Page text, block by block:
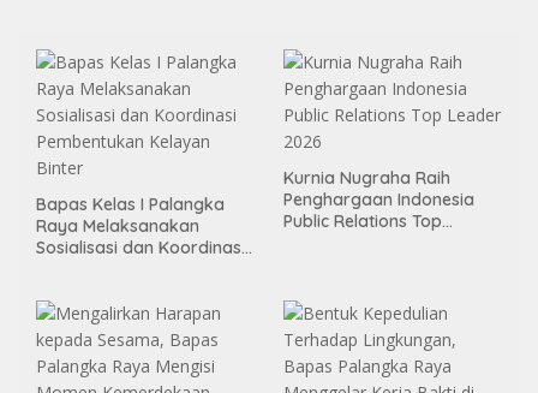
Bapas Kelas I Palangka
Raya Melaksanakan
Sosialisasi dan Koordinasi
Kurnia Nugraha Raih
Penghargaan Indonesia
Public Relations Top